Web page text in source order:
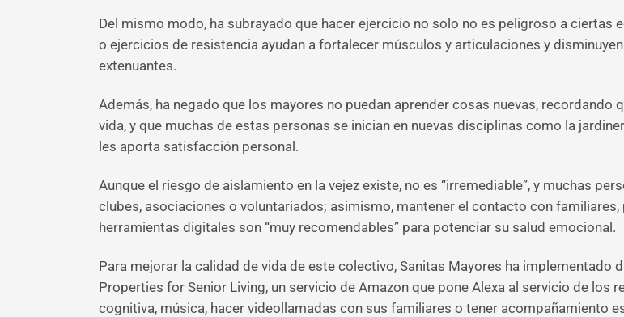
Del mismo modo, ha subrayado que hacer ejercicio no solo no es peligroso a
o ejercicios de resistencia ayudan a fortalecer músculos y articulaciones y
extenuantes.
Además, ha negado que los mayores no puedan aprender cosas nuevas, recordando
vida, y que muchas de estas personas se inician en nuevas disciplinas como la
les aporta satisfacción personal.
Aunque el riesgo de aislamiento en la vejez existe, no es “irremediable”, y muchas
clubes, asociaciones o voluntariados; asimismo, mantener el contacto con
herramientas digitales son “muy recomendables” para potenciar su salud emocional.
Para mejorar la calidad de vida de este colectivo, Sanitas Mayores ha implementado
Properties for Senior Living, un servicio de Amazon que pone Alexa al servicio de
cognitiva, música, hacer videollamadas con sus familiares o tener acompañamiento